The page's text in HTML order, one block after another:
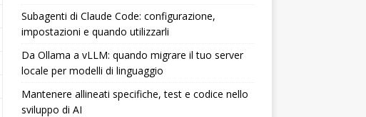
Subagenti di Claude Code: configurazione,
impostazioni e quando utilizzarli
Da Ollama a vLLM: quando migrare il tuo server
locale per modelli di linguaggio
Mantenere allineati specifiche, test e codice nello
sviluppo di AI